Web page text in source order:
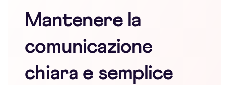
Mantenere la
comunicazione
chiara e semplice